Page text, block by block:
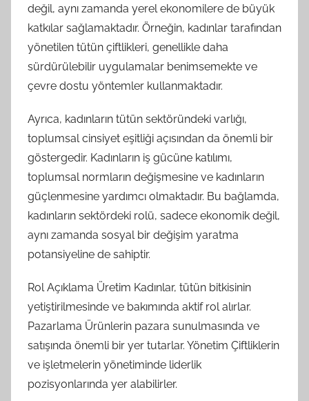
değil, aynı zamanda yerel ekonomilere de büyük
katkılar sağlamaktadır. Örneğin, kadınlar tarafından
yönetilen tütün çiftlikleri, genellikle daha
sürdürülebilir uygulamalar benimsemekte ve
çevre dostu yöntemler kullanmaktadır.
Ayrıca, kadınların tütün sektöründeki varlığı,
toplumsal cinsiyet eşitliği açısından da önemli bir
göstergedir. Kadınların iş gücüne katılımı,
toplumsal normların değişmesine ve kadınların
güçlenmesine yardımcı olmaktadır. Bu bağlamda,
kadınların sektördeki rolü, sadece ekonomik değil,
aynı zamanda sosyal bir değişim yaratma
potansiyeline de sahiptir.
Rol Açıklama Üretim Kadınlar, tütün bitkisinin
yetiştirilmesinde ve bakımında aktif rol alırlar.
Pazarlama Ürünlerin pazara sunulmasında ve
satışında önemli bir yer tutarlar. Yönetim Çiftliklerin
ve işletmelerin yönetiminde liderlik
pozisyonlarında yer alabilirler.